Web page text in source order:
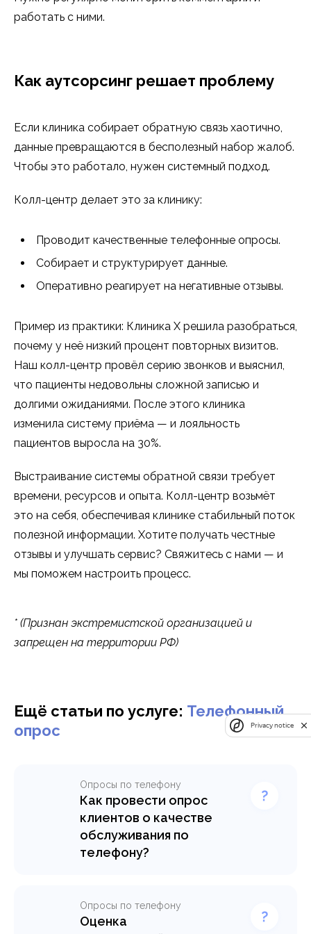
работать с ними.
Как аутсорсинг решает проблему
Если клиника собирает обратную связь хаотично,
данные превращаются в бесполезный набор жалоб.
Чтобы это работало, нужен системный подход.
Колл-центр делает это за клинику:
Проводит качественные телефонные опросы.
Собирает и структурирует данные.
Оперативно реагирует на негативные отзывы.
Пример из практики: Клиника Х решила разобраться,
почему у неё низкий процент повторных визитов.
Наш колл-центр провёл серию звонков и выяснил,
что пациенты недовольны сложной записью и
долгими ожиданиями. После этого клиника
изменила систему приёма — и лояльность
пациентов выросла на 30%.
Выстраивание системы обратной связи требует
времени, ресурсов и опыта. Колл-центр возьмёт
это на себя, обеспечивая клинике стабильный поток
полезной информации. Хотите получать честные
отзывы и улучшать сервис? Свяжитесь с нами — и
мы поможем настроить процесс.
* (Признан экстремистской организацией и
запрещен на территории РФ)
Ещё статьи по услуге: Телефонный
опрос
Опросы по телефону
Как провести опрос
клиентов о качестве
обслуживания по
телефону?
обслуживания клиентов,
как получить
репрезентативные
Опросы по телефону
Оценка
Privacy notice